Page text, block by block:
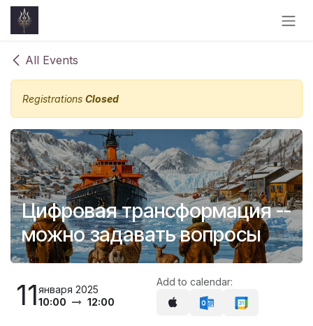
Skip to Content
All Events
Registrations Closed
Цифровая трансформация --
можно задавать вопросы
11января 2025
10:00
12:00
Add to calendar: